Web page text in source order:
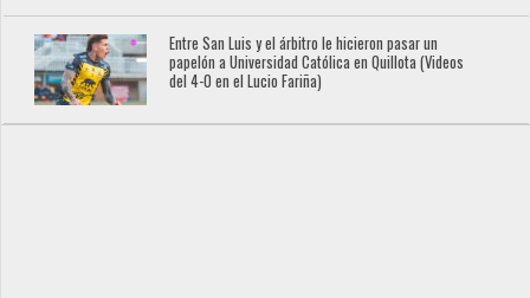
Entre San Luis y el árbitro le hicieron pasar un
papelón a Universidad Católica en Quillota (Videos
del 4-0 en el Lucio Fariña)